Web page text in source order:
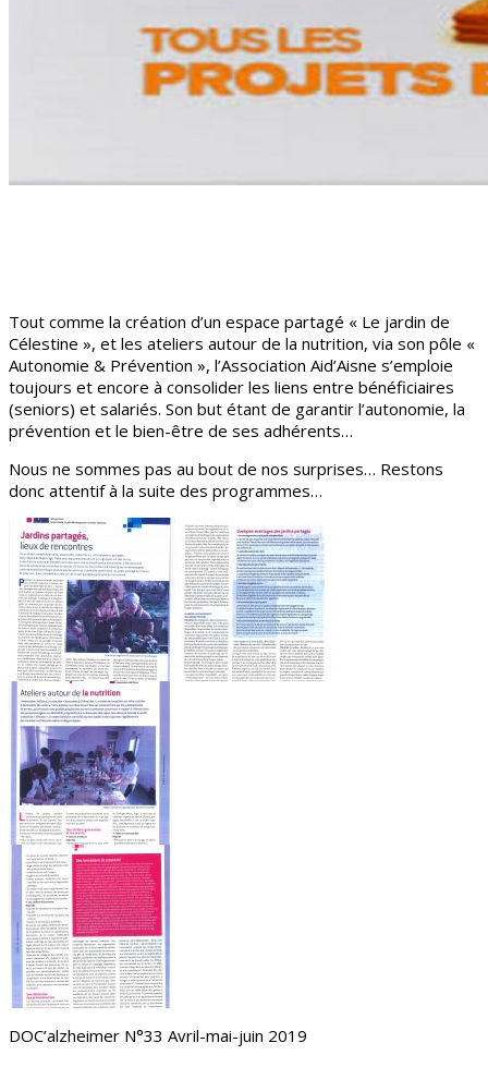
Tout comme la création d’un espace partagé « Le jardin de
Célestine », et les ateliers autour de la nutrition, via son pôle «
Autonomie & Prévention », l’Association Aid’Aisne s’emploie
toujours et encore à consolider les liens entre bénéficiaires
(seniors) et salariés. Son but étant de garantir l’autonomie, la
prévention et le bien-être de ses adhérents…
Nous ne sommes pas au bout de nos surprises… Restons
donc attentif à la suite des programmes…
DOC’alzheimer N°33 Avril-mai-juin 2019